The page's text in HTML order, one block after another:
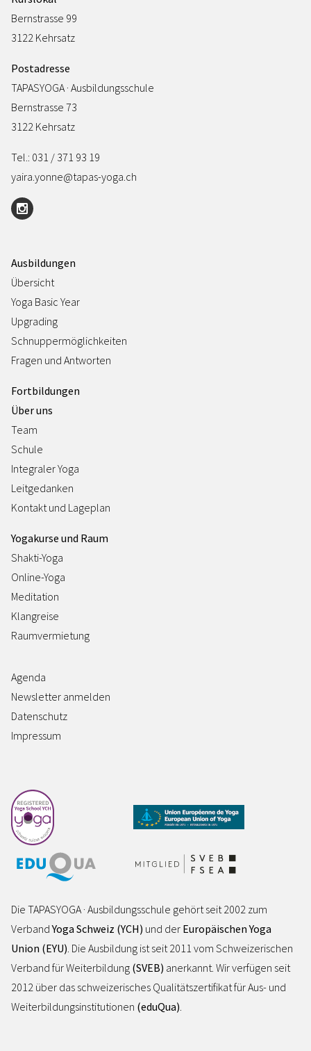
Bernstrasse 99
3122 Kehrsatz
Postadresse
TAPASYOGA · Ausbildungsschule
Bernstrasse 73
3122 Kehrsatz
Tel.: 031 / 371 93 19
yaira.yonne@tapas-yoga.ch
Ausbildungen
Übersicht
Yoga Basic Year
Upgrading
Schnuppermöglichkeiten
Fragen und Antworten
Fortbildungen
Über uns
Team
Schule
Integraler Yoga
Leitgedanken
Kontakt und Lageplan
Yogakurse und Raum
Shakti-Yoga
Online-Yoga
Meditation
Klangreise
Raumvermietung
Agenda
Newsletter anmelden
Datenschutz
Impressum
Die TAPASYOGA · Ausbildungsschule gehört seit 2002 zum
VerbandYoga Schweiz (YCH) und der Europäischen Yoga
Union (EYU). Die Ausbildung ist seit 2011 vom Schweizerischen
Verband für Weiterbildung (SVEB) anerkannt. Wir verfügen seit
2012 über das schweizerisches Qualitätszertifikat für Aus- und
Weiterbildungsinstitutionen (eduQua).